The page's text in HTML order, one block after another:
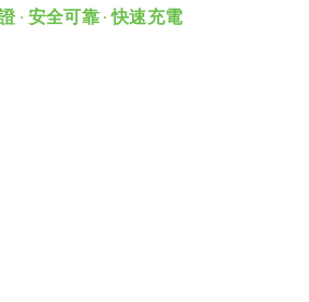
· 安全可靠· 快速充電